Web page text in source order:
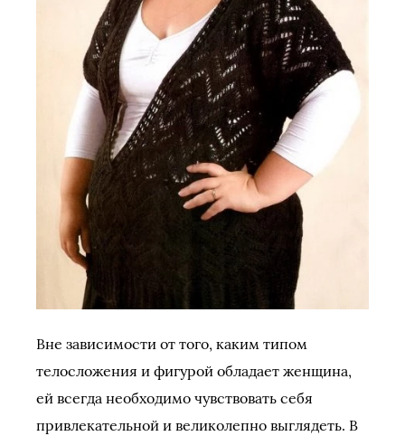
Вне зависимости от того, каким типом
телосложения и фигурой обладает женщина,
ей всегда необходимо чувствовать себя
привлекательной и великолепно выглядеть. В